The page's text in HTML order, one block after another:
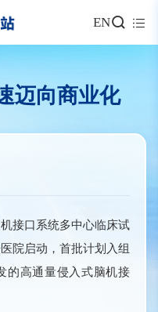
EN
迈向商业化
口系统多中心临床试
院启动，首批计划入组
的高通量侵入式脑机接